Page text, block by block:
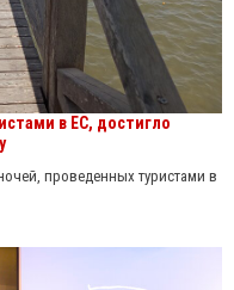
в ЕС, достигло
проведенных туристами в